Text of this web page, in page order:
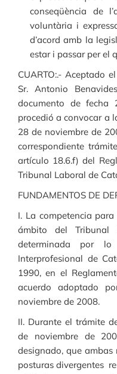
conseqüència de
voluntària i
d’acord amb la
estar i passar per el
CUARTO:.- Aceptado
Sr. Antonio
documento de fecha
procedió a convocar a
28 de noviembre de
correspondiente
artículo 18.6.f) del
Tribunal Laboral de
FUNDAMENTOS DE
I. La competencia
ámbito del Tribunal
determinada por
Interprofesional de
1990, en el
acuerdo adoptado
noviembre de 2008.
II. Durante el trámite
de noviembre de
designado, que ambas
posturas divergentes